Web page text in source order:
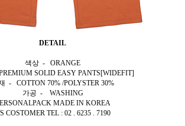
DETAIL
색상 - ORANGE
SOLID EASY PANTS[WIDEFIT]
- COTTON 70% /POLYSTER 30%
가공 - WASHING
MADE IN KOREA
COSTOMER TEL : 02 . 6235 . 7190